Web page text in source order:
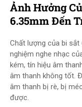
Ảnh Hưởng
6.35mm Đến
Chất lượng của bi
nghiệm nghe nhạc
kém, tín hiệu âm
âm thanh không tốt.
âm thanh bị rè, bị
được.